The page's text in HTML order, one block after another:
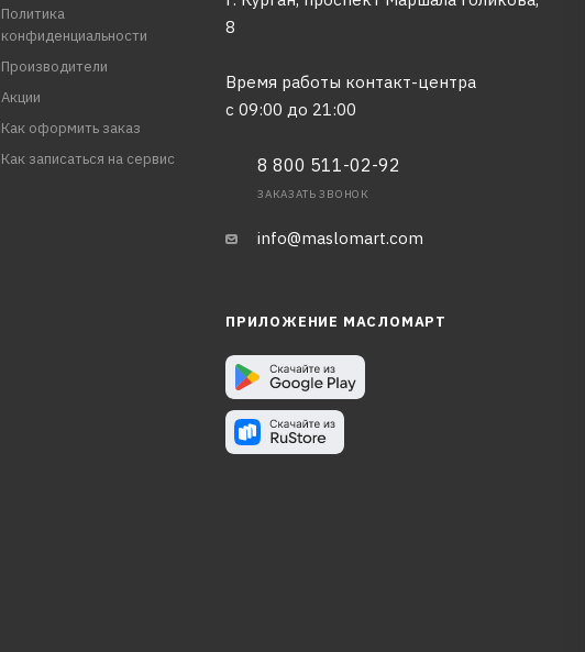
Политика
конфиденциальности
Производители
Акции
Как оформить заказ
Как записаться на сервис
8
Время работы контакт-центра
с 09:00 до 21:00
8 800 511-02-92
ЗАКАЗАТЬ ЗВОНОК
info@maslomart.com
ПРИЛОЖЕНИЕ МАСЛОМАРТ